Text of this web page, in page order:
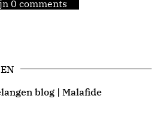
0 comments
blog | Malafide